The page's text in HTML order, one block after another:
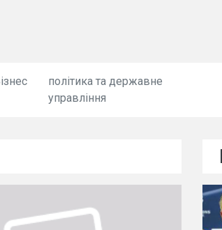
політика та державне
управління